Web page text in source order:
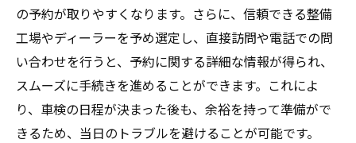
料金の安い時期を狙うための計画
無駄な出費を防ぐ予約のコツ
車検のストレスを軽減するオフシーズン活用法
ストレスフリーな車検を実現するために
オフシーズンの時間的余裕を活用
の予約が取りやすくなります。さらに、信頼できる整備
工場やディーラーを予め選定し、直接訪問や電話での問
い合わせを行うと、予約に関する詳細な情報が得られ、
スムーズに手続きを進めることができます。これによ
り、車検の日程が決まった後も、余裕を持って準備がで
きるため、当日のトラブルを避けることが可能です。